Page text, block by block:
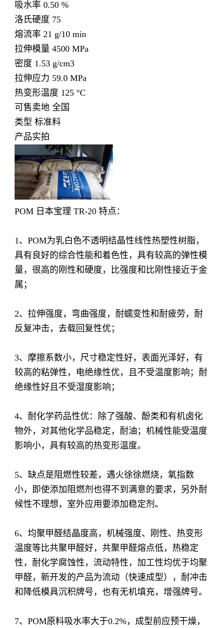
吸水率 0.50 %
洛氏硬度 75
熔流率 21 g/10 min
拉伸模量 4500 MPa
密度 1.53 g/cm3
拉伸应力 59.0 MPa
热变形温度 125 °C
可售卖地 全国
类型 标准料
产品实拍
POM 日本宝理 TR-20 特点：
1、POM为乳白色不透明结晶性线性热塑性树脂，
具有良好的综合性能和着色性，具有较高的弹性模
量，很高的刚性和硬度，比强度和比刚性接近于金
属；
2、拉伸强度，弯曲强度，耐蠕变性和耐疲劳，耐
反复冲击，去载回复性优；
3、摩擦系数小，尺寸稳定性好，表面光泽好，有
较高的粘弹性，电绝缘性优，且不受温度影响；耐
绝缘性好且不受湿度影响；
4、耐化学药品性优：除了强酸、酚类和有机卤化
物外，对其他化学品稳定，耐油；机械性能受温度
影响小，具有较高的热变形温度。
5、缺点是阻燃性较差，遇火徐徐燃烧，氧指数
小，即使添加阻燃剂也得不到满意的要求，另外耐
候性不理想，室外应用要添加稳定剂。
6、均聚甲醛结晶度高，机械强度、刚性、热变形
温度等比共聚甲醛好，共聚甲醛熔点低，热稳定
性，耐化学腐蚀性，流动特性，加工性均优于均聚
甲醛，新开发的产品为流动（快速成型），耐冲击
和降低模具沉积牌号，也有无机填充，增强牌号。
7、POM原料吸水率大于0.2%，成型前应预干燥，